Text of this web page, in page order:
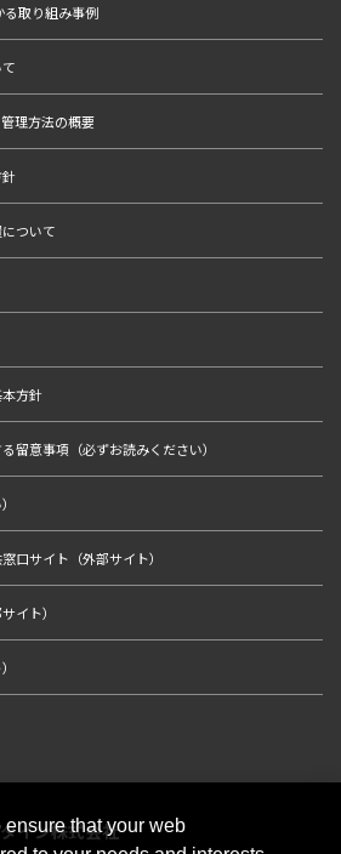
る取り組み事例
理方法の概要
ついて
方針
留意事項（必ずお読みください）
口サイト（外部サイト）
イト）
イン株式会社that your web